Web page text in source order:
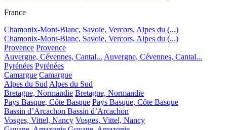
France
Chamonix-Mont-Blanc, Savoie, Vercors, Alpes du (...)
Chamonix-Mont-Blanc, Savoie, Vercors, Alpes du (...)
Provence Provence
Auvergne, Cévennes, Cantal... Auvergne, Cévennes, Cantal...
Pyrénées Pyrénées
Camargue Camargue
Alpes du Sud Alpes du Sud
Bretagne, Normandie Bretagne, Normandie
Pays Basque, Côte Basque Pays Basque, Côte Basque
Bassin d’Arcachon Bassin d’Arcachon
Vosges, Vittel, Nancy Vosges, Vittel, Nancy